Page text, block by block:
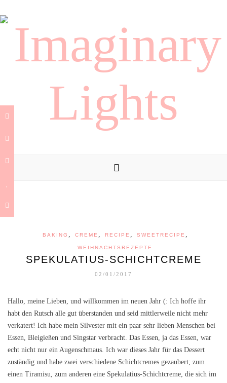
BAKING , CREME , RECIPE , SWEETRECIPE ,
WEIHNACHTSREZEPTE
SPEKULATIUS-SCHICHTCREME
02/01/2017
Hallo, meine Lieben, und willkommen im neuen Jahr (: Ich hoffe ihr
habt den Rutsch alle gut überstanden und seid mittlerweile nicht mehr
verkatert! Ich habe mein Silvester mit ein paar sehr lieben Menschen bei
Essen, Bleigießen und Singstar verbracht. Das Essen, ja das Essen, war
echt nicht nur ein Augenschmaus. Ich war dieses Jahr für das Dessert
zuständig und habe zwei verschiedene Schichtcremes gezaubert; zum
einen Tiramisu, zum anderen eine Spekulatius-Schichtcreme, die sich im